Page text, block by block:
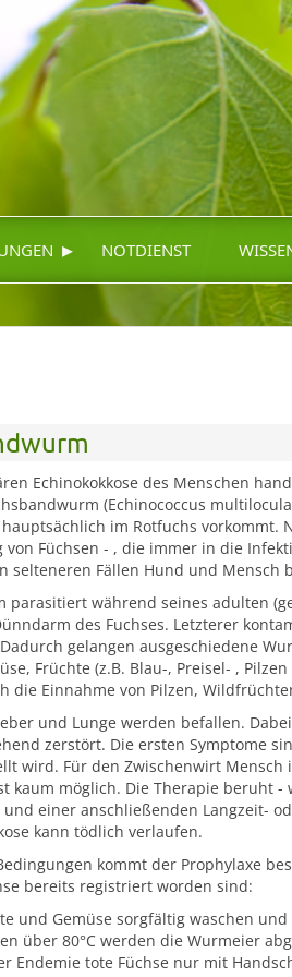
▸ NOTDIENST
Echinokokkose des Menschen
(Echinococcus
im Rotfuchs vorkommt.
von Füchsen - , die immer in die
selteneren Fällen Hund und Mensch
parasitiert während seines adulten
des Fuchses. Letzterer
gelangen ausgeschiedene
Früchte (z.B. Blau-, Preisel- ,
die Einnahme von Pilzen,
und Lunge werden befallen.
zerstört. Die ersten Symptome
wird. Für den Zwischenwirt
kaum möglich. Die Therapie beruht
einer anschließenden Langzeit-
kann tödlich verlaufen.
kommt der Prophylaxe
bereits registriert worden sind:
und Gemüse sorgfältig waschen
über 80°C werden die Wurmeier
Endemie tote Füchse nur mit